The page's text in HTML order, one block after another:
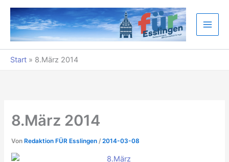
Zum
Inhalt
springen
Start » 8.März 2014
8.März 2014
Von Redaktion FÜR Esslingen/2014-03-08